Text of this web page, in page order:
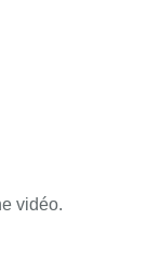
vidéo.